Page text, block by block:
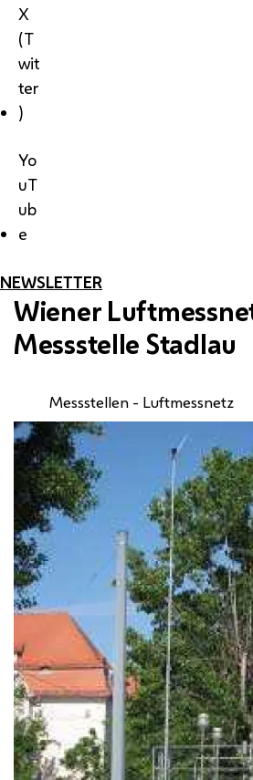
X
(T
wit
ter
)
Yo
uT
ub
e
NEWSLETTER
Wiener
Messstelle Stadlau
Messstellen - Luftmessnetz